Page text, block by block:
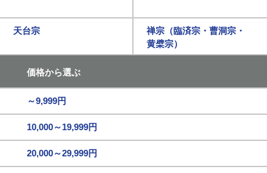
天台宗
禅宗（臨済宗・曹洞宗・
黄檗宗）
価格から選ぶ
～9,999円
10,000～19,999円
20,000～29,999円